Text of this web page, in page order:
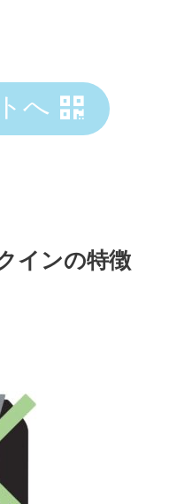
へ
インの特徴​